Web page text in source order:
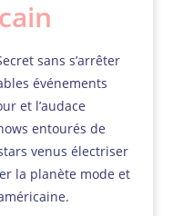
sans s’arrêter
événements
et l’audace
entourés de
venus électriser
la planète mode et